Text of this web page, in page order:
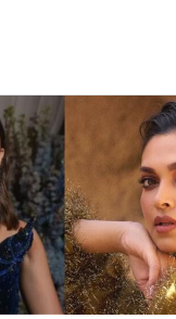
Next Article